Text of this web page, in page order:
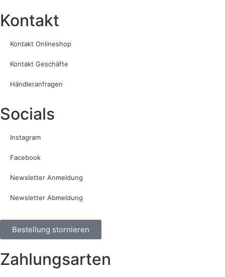
Kontakt​
Kontakt Onlineshop
Kontakt Geschäfte
Händleranfragen
Socials
Instagram
Facebook
Newsletter Anmeldung
Newsletter Abmeldung
Bestellung stornieren
Zahlungsarten